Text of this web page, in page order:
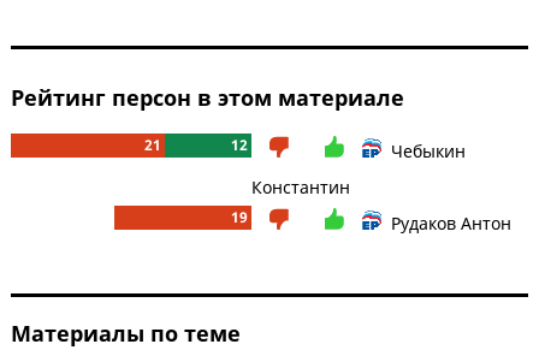
Рейтинг персон в этом материале
21 12
Чебыкин
Константин
19 Рудаков Антон
Материалы по теме